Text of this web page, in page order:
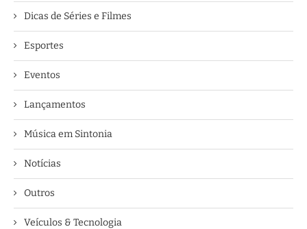
Dicas de Séries e Filmes
Esportes
Eventos
Lançamentos
Música em Sintonia
Notícias
Outros
Veículos & Tecnologia